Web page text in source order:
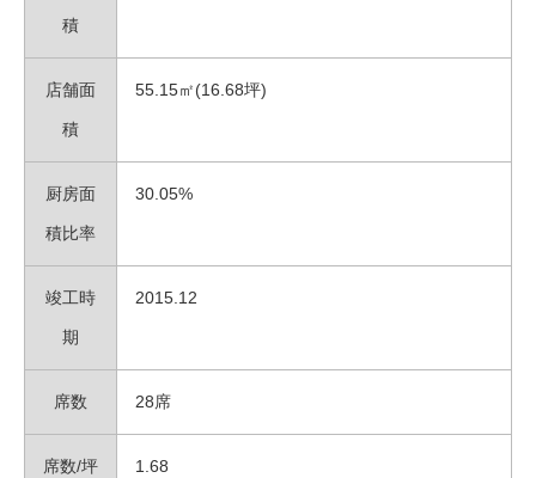
積
店舗面
積
55.15㎡(16.68坪)
厨房面
積比率
30.05%
竣工時
期
2015.12
席数 28席
席数/坪 1.68